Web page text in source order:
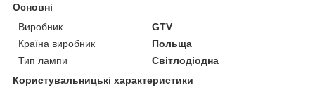
Основні
Виробник
GTV
Країна виробник
Польща
Тип лампи
Світлодіодна
Користувальницькі характеристики